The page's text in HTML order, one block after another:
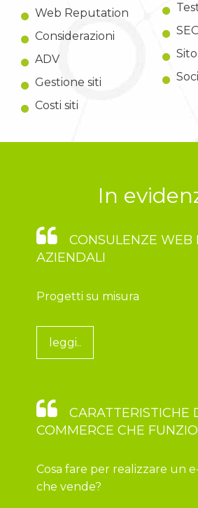
Web Reputation
Considerazioni
ADV
Gestione siti
Costi siti
In
CONSULENZE WEB
AZIENDALI
Progetti su misura
leggi..
CARATTERISTICHE
COMMERCE CHE
Cosa fare per realizzare un
che vende?